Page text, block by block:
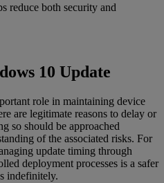
reduce both security and
10 Update
role in maintaining device
are legitimate reasons to delay or
so should be approached
of the associated risks. For
update timing through
deployment processes is a safer
indefinitely.